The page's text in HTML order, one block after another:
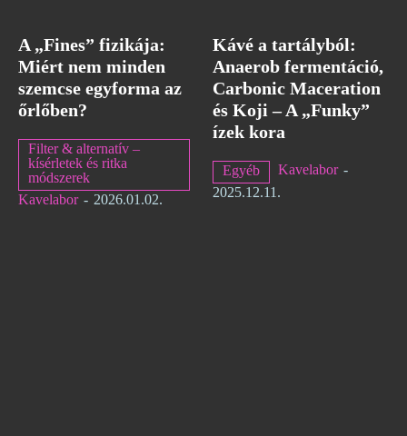
A „Fines” fizikája:
Miért nem minden
szemcse egyforma az
őrlőben?
Filter & alternatív –
kísérletek és ritka
módszerek
Kavelabor - 2026.01.02.
Kávé a tartályból:
Anaerob fermentáció,
Carbonic Maceration
és Koji – A „Funky”
ízek kora
Egyéb Kavelabor -
2025.12.11.